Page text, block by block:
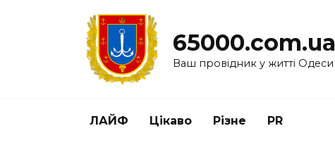
65000.com.ua
Ваш провідник у житті Одеси
ЛАЙФ Цікаво Різне PR